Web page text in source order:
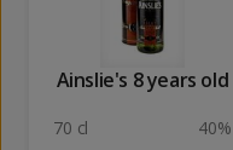
Ainslie's 8 years old
70 cl 40%